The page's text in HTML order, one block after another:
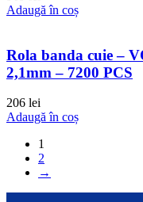
Adaugă în coș
Rola banda cuie –
2,1mm – 7200 PCS
206 lei
Adaugă în coș
1
2
→